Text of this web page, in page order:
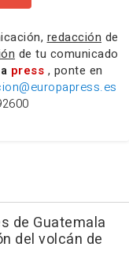
redacción de
de tu comunicado
press , ponte en
de Guatemala
del volcán de